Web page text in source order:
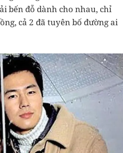
bến đỗ dành cho nhau, chỉ
cả 2 đã tuyên bố đường ai